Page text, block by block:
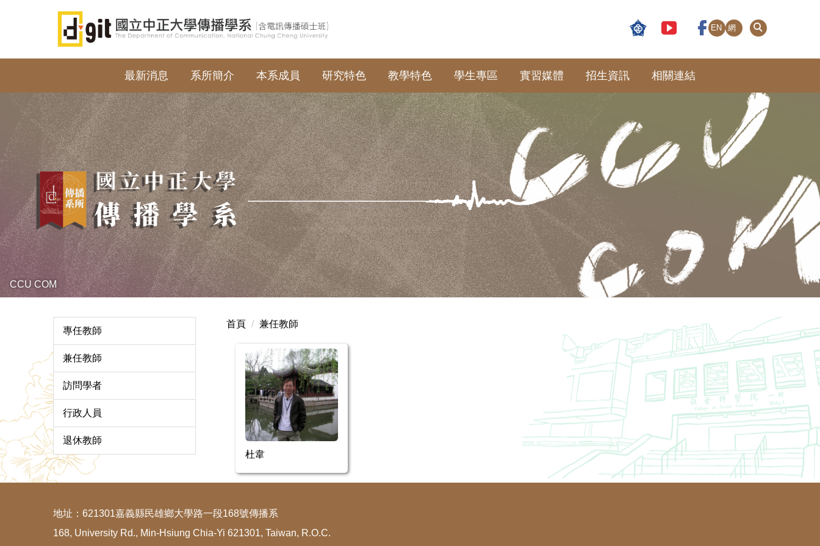
區
EN
網
最新消息 系所簡介 本系成員 研究特色 教學特色 學生專區 實習媒體 招生資訊 相關連結
CCU COM
專任教師
兼任教師
訪問學者
行政人員
退休教師
首頁 兼任教師
杜韋
地址：621301嘉義縣民雄鄉大學路一段168號傳播系
168, University Rd., Min-Hsiung Chia-Yi 621301, Taiwan, R.O.C.